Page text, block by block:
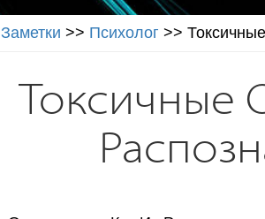
Заметки >> Психолог >>
Токсичные